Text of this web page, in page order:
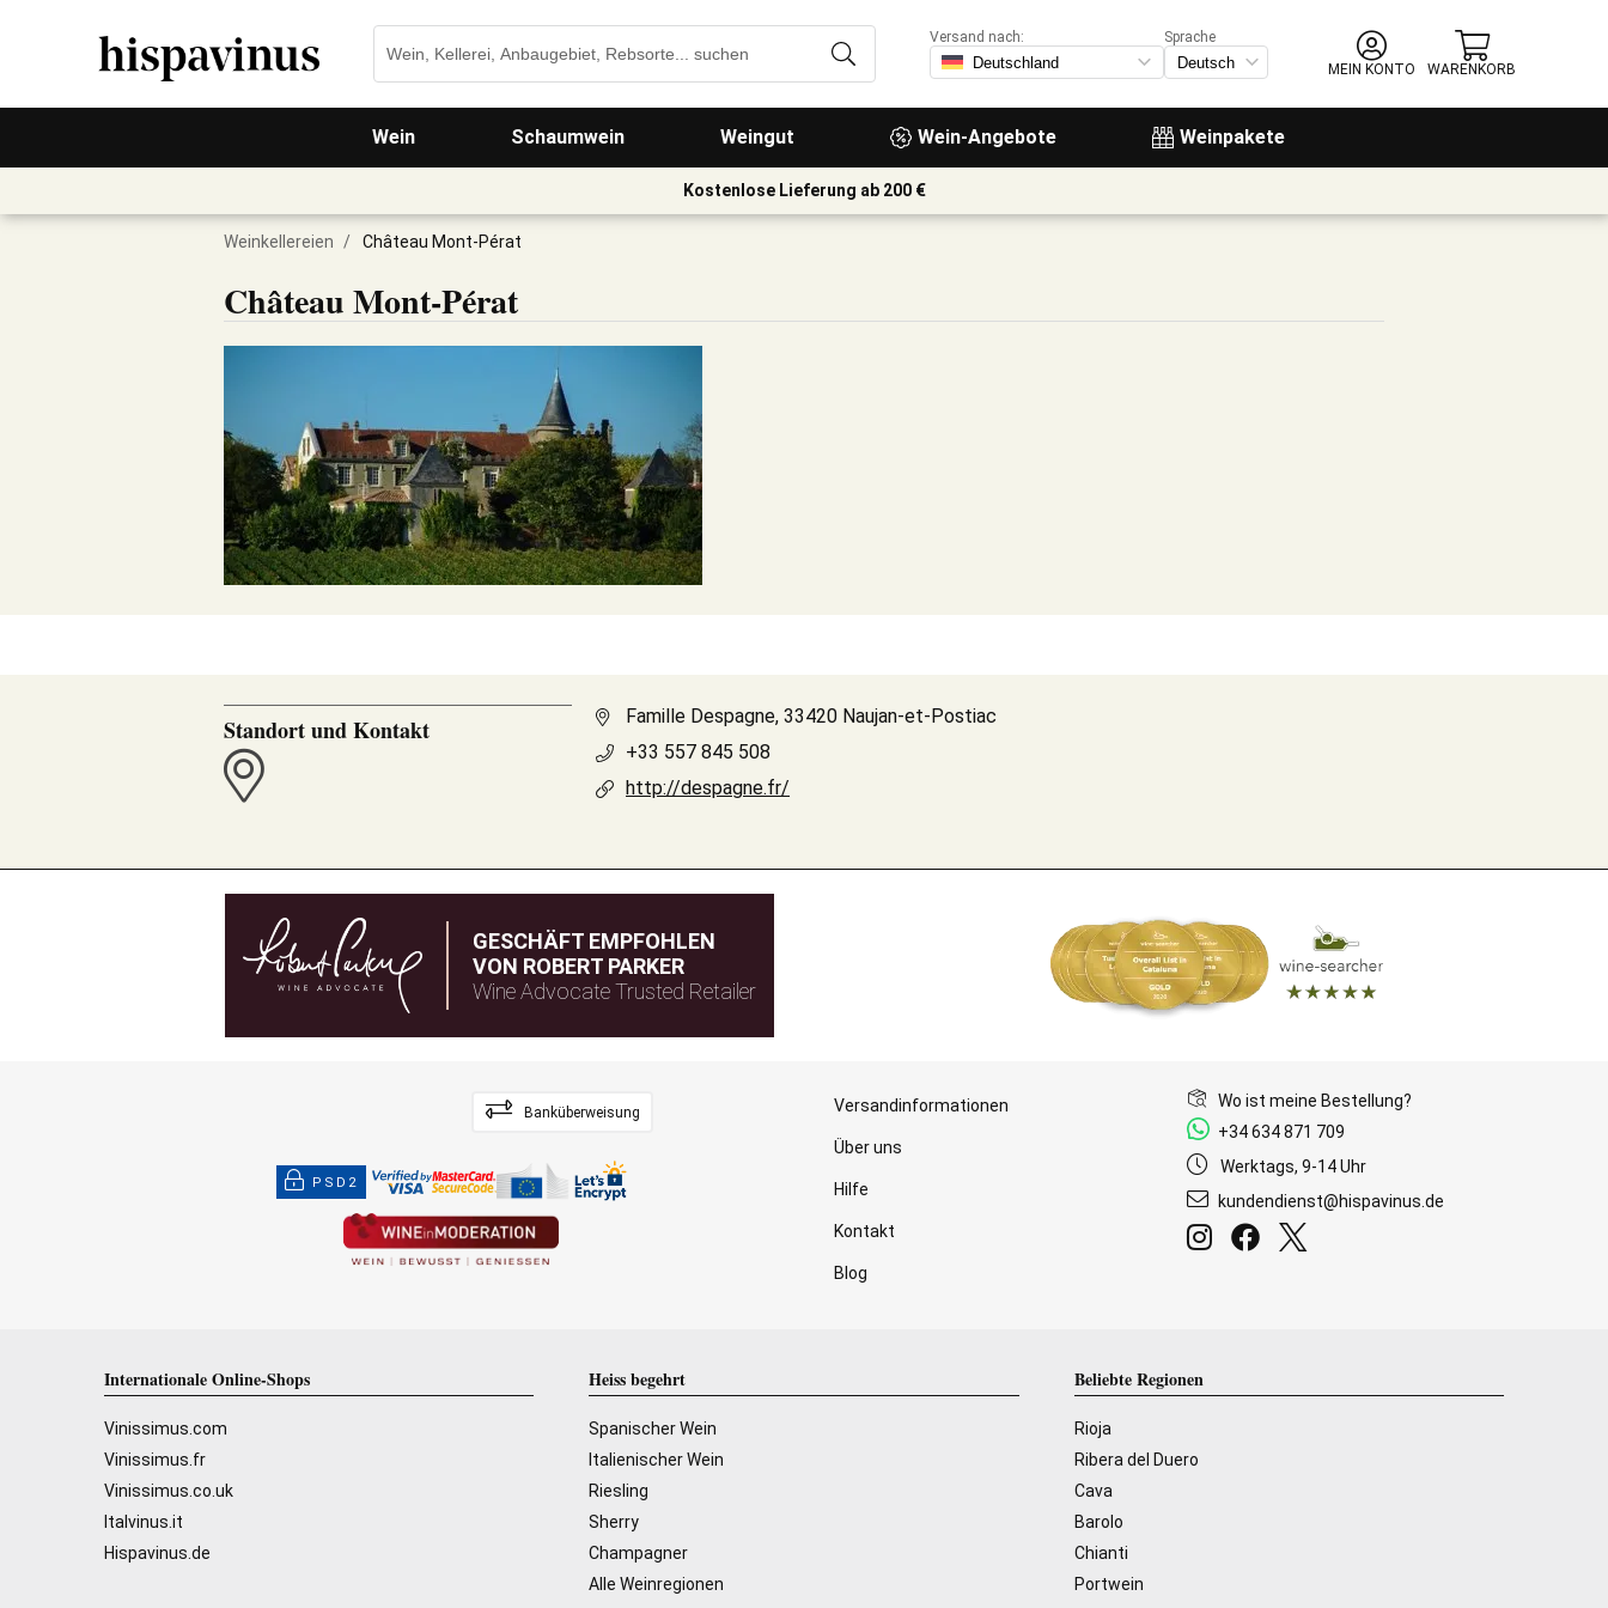
Wein Schaumwein Weingut Wein-Angebote Weinpakete
Versand nach:
Sprache
MEIN KONTO
WARENKORB
Kostenlose Lieferung ab 200 €
Weinkellereien / Château Mont-Pérat
Château Mont-Pérat
Standort und Kontakt
Famille Despagne, 33420 Naujan-et-Postiac
+33 557 845 508
http://despagne.fr/
GESCHÄFT EMPFOHLEN
VON ROBERT PARKER
Wine Advocate Trusted Retailer
Banküberweisung
PSD2
Versandinformationen
Über uns
Hilfe
Kontakt
Blog
Wo ist meine Bestellung?
+34 634 871 709
Werktags, 9-14 Uhr
kundendienst@hispavinus.de
Internationale Online-Shops
Vinissimus.com
Vinissimus.fr
Vinissimus.co.uk
Italvinus.it
Hispavinus.de
Heiss begehrt
Spanischer Wein
Italienischer Wein
Riesling
Sherry
Champagner
Alle Weinregionen
Beliebte Regionen
Rioja
Ribera del Duero
Cava
Barolo
Chianti
Portwein